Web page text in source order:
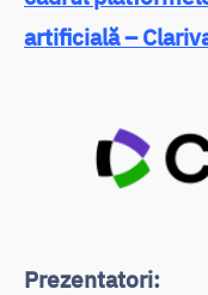
artificială –
Prezentatori: